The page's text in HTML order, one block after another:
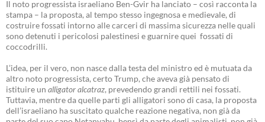
Il noto progressista israeliano Ben-Gvir ha lanciato – così racconta la
stampa – la proposta, al tempo stesso ingegnosa e medievale, di
costruire fossati intorno alle carceri di massima sicurezza nelle quali
sono detenuti i pericolosi palestinesi e guarnire quei fossati di
coccodrilli.
L’idea, per il vero, non nasce dalla testa del ministro ed è mutuata da
altro noto progressista, certo Trump, che aveva già pensato di
istituire un alligator alcatraz, prevedendo grandi rettili nei fossati.
Tuttavia, mentre da quelle parti gli alligatori sono di casa, la proposta
dell’israeliano ha suscitato qualche reazione negativa, non già da